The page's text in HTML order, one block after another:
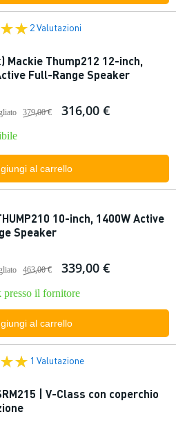
2 Valutazioni
Mackie Thump212 12-inch,
Full-Range Speaker
379,00 € 316,00 €
al carrello
10-inch, 1400W Active
Speaker
463,00 € 339,00 €
presso il fornitore
al carrello
1 Valutazione
| V-Class con coperchio